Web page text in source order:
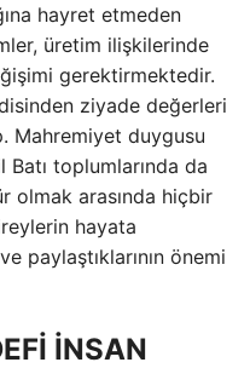
hayret etmeden
üretim ilişkilerinde
gerektirmektedir.
ziyade değerleri
Mahremiyet duygusu
Batı toplumlarında da
olmak arasında hiçbir
hayata
paylaştıklarının önemi
İNSAN